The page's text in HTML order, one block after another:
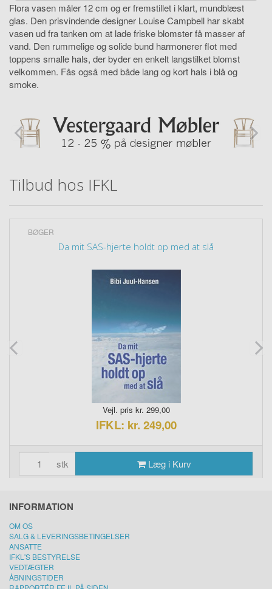
Flora vasen måler 12 cm og er fremstillet i klart, mundblæst
glas. Den prisvindende designer Louise Campbell har skabt
vasen ud fra tanken om at lade friske blomster få masser af
vand. Den rummelige og solide bund harmonerer flot med
toppens smalle hals, der byder en enkelt langstilket blomst
velkommen. Fås også med både lang og kort hals i blå og
smoke.
Tilbud hos IFKL
BØGER
Da mit SAS-hjerte holdt op med at slå
Vejl. pris kr. 299,00
IFKL: kr. 249,00
stk Læg i Kurv
INFORMATION
OM OS
SALG & LEVERINGSBETINGELSER
ANSATTE
IFKL'S BESTYRELSE
VEDTÆGTER
ÅBNINGSTIDER